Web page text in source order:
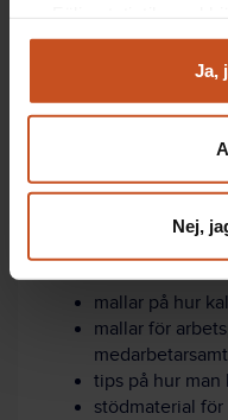
Analysera trafik för
Du kan när som helst
Ja,
Nej,
fackförbunden
stödmaterial, för att
Här finns bland annat:
mallar på hur
mallar för
tips på hur
stödmaterial